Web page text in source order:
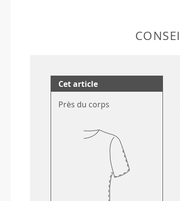
Cet article
Près du corps